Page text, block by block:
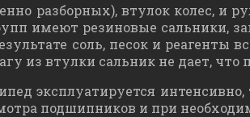
разборных), втулок колес, и
имеют резиновые сальники,
соль, песок и
из втулки сальник не дает,
эксплуатируется
подшипников и при